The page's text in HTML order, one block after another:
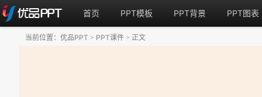
首页 PPT模板 PPT背景 PPT图表
当前位置： 优品PPT > PPT课件 > 正文